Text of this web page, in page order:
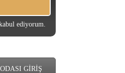
ediyorum.
GİRİŞ